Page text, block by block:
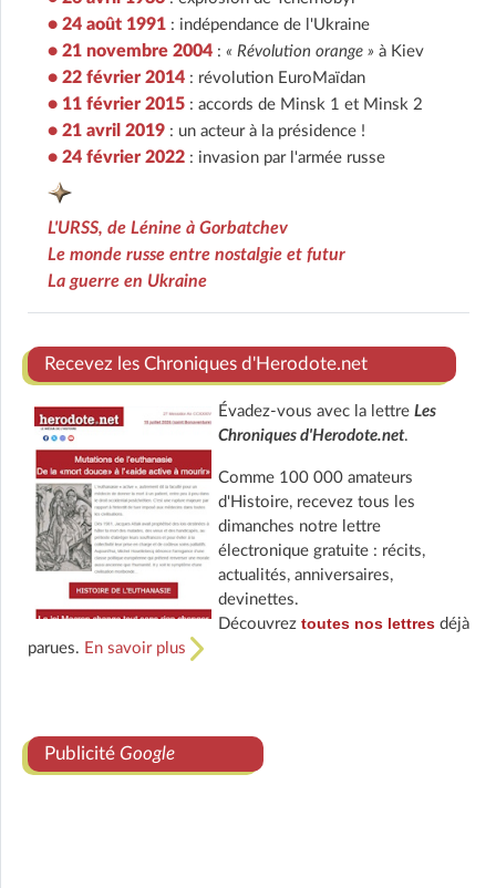
• 24 août 1991 : indépendance de l'Ukraine
• 21 novembre 2004 : « Révolution orange » à Kiev
• 22 février 2014 : révolution EuroMaïdan
• 11 février 2015 : accords de Minsk 1 et Minsk 2
• 21 avril 2019 : un acteur à la présidence !
• 24 février 2022 : invasion par l'armée russe
L'URSS, de Lénine à Gorbatchev
Le monde russe entre nostalgie et futur
La guerre en Ukraine
Recevez les Chroniques d'Herodote.net
Évadez-vous avec la lettre Les
Chroniques d'Herodote.net.
Comme 100 000 amateurs
d'Histoire, recevez tous les
dimanches notre lettre
électronique gratuite : récits,
actualités, anniversaires,
devinettes.
Découvrez toutes nos lettresdéjà
parues. En savoir plus
Publicité Google